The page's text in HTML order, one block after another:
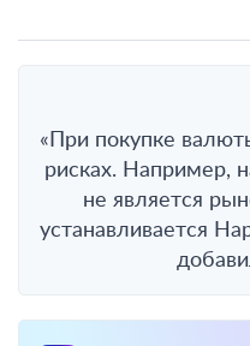
«При покупке
рисках. Например,
не является
устанавливается